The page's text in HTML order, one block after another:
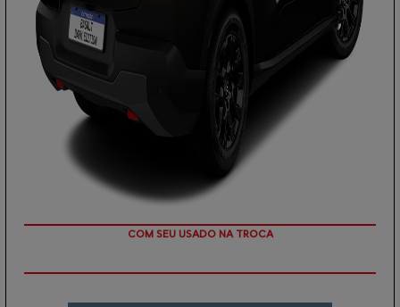
TAXA ZERO